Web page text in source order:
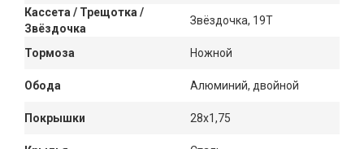
Кассета / Трещотка /
Звёздочка
Звёздочка, 19Т
Тормоза Ножной
Обода Алюминий, двойной
Покрышки 28x1,75